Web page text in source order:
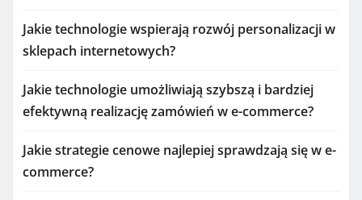
Jakie technologie wspierają rozwój personalizacji w
sklepach internetowych?
Jakie technologie umożliwiają szybszą i bardziej
efektywną realizację zamówień w e-commerce?
Jakie strategie cenowe najlepiej sprawdzają się w e-
commerce?